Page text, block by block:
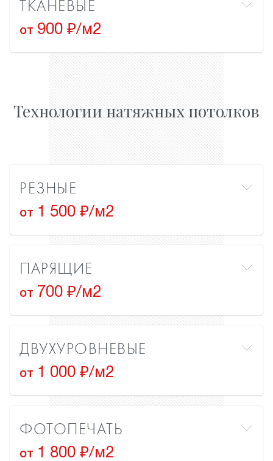
ТКАНЕВЫЕ
от 900 ₽/м2
Технологии натяжных потолков
РЕЗНЫЕ
от 1 500 ₽/м2
ПАРЯЩИЕ
от 700 ₽/м2
ДВУХУРОВНЕВЫЕ
от 1 000 ₽/м2
ФОТОПЕЧАТЬ
от 1 800 ₽/м2